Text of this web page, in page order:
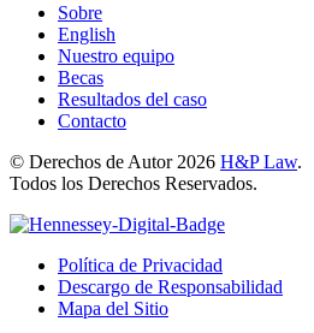
Sobre
English
Nuestro equipo
Becas
Resultados del caso
Contacto
© Derechos de Autor 2026 H&P Law.
Todos los Derechos Reservados.
Política de Privacidad
Descargo de Responsabilidad
Mapa del Sitio